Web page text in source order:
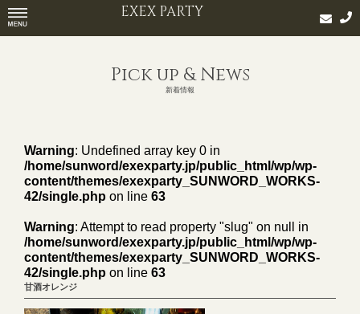
EXEX PARTY
Pick up & News
新着情報
Warning: Undefined array key 0 in
/home/sunword/exexparty.jp/public_html/wp/wp-
content/themes/exexparty_SUNWORD_WORKS-
42/single.php on line 63
Warning: Attempt to read property "slug" on null in
/home/sunword/exexparty.jp/public_html/wp/wp-
content/themes/exexparty_SUNWORD_WORKS-
42/single.php on line 63
甘酒オレンジ